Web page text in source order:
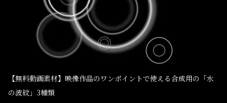
【無料動画素材】映像作品のワンポイントで使える合成用の「水
の波紋」3種類